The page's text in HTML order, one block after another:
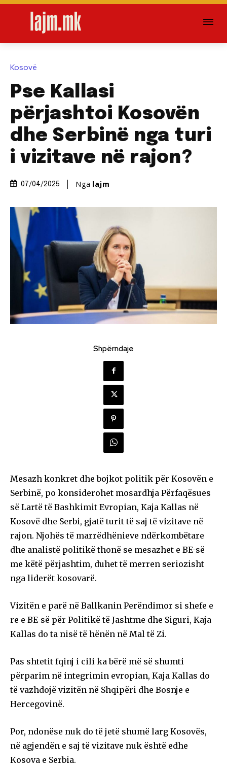
Kosovë
Pse Kallasi
përjashtoi Kosovën
dhe Serbinë nga turi
i vizitave në rajon?
07/04/2025 Nga lajm
Shpërndaje
Mesazh konkret dhe bojkot politik për Kosovën e
Serbinë, po konsiderohet mosardhja Përfaqësues
së Lartë të Bashkimit Evropian, Kaja Kallas në
Kosovë dhe Serbi, gjatë turit të saj të vizitave në
rajon. Njohës të marrëdhënieve ndërkombëtare
dhe analistë politikë thonë se mesazhet e BE-së
me këtë përjashtim, duhet të merren seriozisht
nga liderët kosovarë.
Vizitën e parë në Ballkanin Perëndimor si shefe e
re e BE-së për Politikë të Jashtme dhe Siguri, Kaja
Kallas do ta nisë të hënën në Mal të Zi.
Pas shtetit fqinj i cili ka bërë më së shumti
përparim në integrimin evropian, Kaja Kallas do
të vazhdojë vizitën në Shqipëri dhe Bosnje e
Hercegovinë.
Por, ndonëse nuk do të jetë shumë larg Kosovës,
në agjendën e saj të vizitave nuk është edhe
Kosova e Serbia.